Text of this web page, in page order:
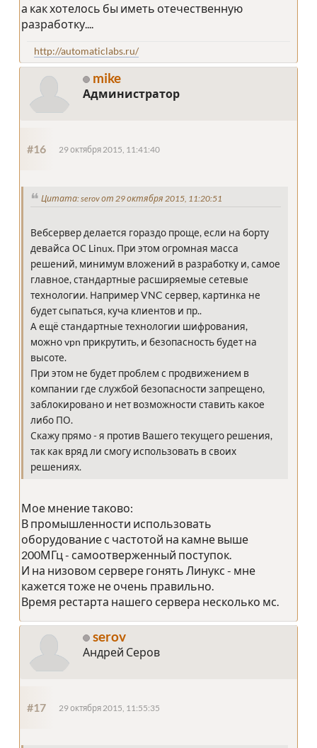
а как хотелось бы иметь отечественную
разработку....
http://automaticlabs.ru/
mike
Администратор
#16 29 октября 2015, 11:41:40
Цитата: serov от 29 октября 2015, 11:20:51
Вебсервер делается гораздо проще, если на борту
девайса ОС Linux. При этом огромная масса
решений, минимум вложений в разработку и, самое
главное, стандартные расширяемые сетевые
технологии. Например VNC сервер, картинка не
будет сыпаться, куча клиентов и пр..
А ещё стандартные технологии шифрования,
можно vpn прикрутить, и безопасность будет на
высоте.
При этом не будет проблем с продвижением в
компании где службой безопасности запрещено,
заблокировано и нет возможности ставить какое
либо ПО.
Скажу прямо - я против Вашего текущего решения,
так как вряд ли смогу использовать в своих
решениях.
Мое мнение таково:
В промышленности использовать
оборудование с частотой на камне выше
200МГц - самоотверженный поступок.
И на низовом сервере гонять Линукс - мне
кажется тоже не очень правильно.
Время рестарта нашего сервера несколько мс.
serov
Андрей Серов
#17 29 октября 2015, 11:55:35